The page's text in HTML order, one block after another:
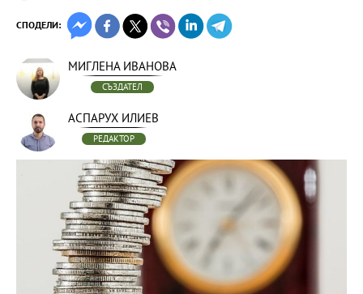
СПОДЕЛИ:
МИГЛЕНА ИВАНОВА
СЪЗДАТЕЛ
АСПАРУХ ИЛИЕВ
РЕДАКТОР